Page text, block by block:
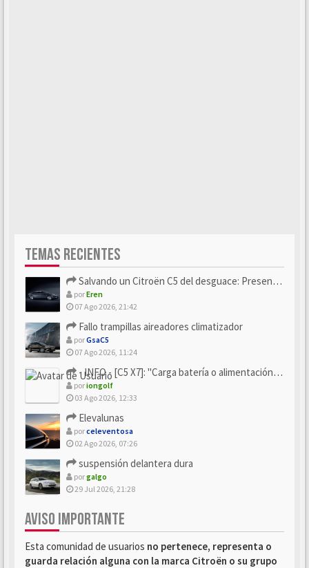
TEMAS RECIENTES
Salvando un Citroën C5 del desguace: Presentación y seguimiento
porEren
07 Ago 2026, 21:42
Fallo trampillas aireadores climatizador
porGsaC5
07 Ago 2026, 11:24
- INFO - [C5 X7]: "Carga batería o alimentación eléctri...
poriongolf
03 Ago 2026, 12:33
Elevalunas
porceleventosa
02 Ago 2026, 07:26
suspensión delantera dura
porgalgo
29 Jul 2026, 21:28
AVISO IMPORTANTE
Esta comunidad de usuarios no pertenece, representa o
guarda relación alguna con la marca Citroën o su grupo